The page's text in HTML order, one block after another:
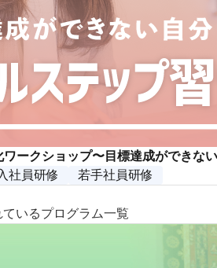
ークショップ〜目標達成ができな
社員研修 若手社員研修
いるプログラム一覧